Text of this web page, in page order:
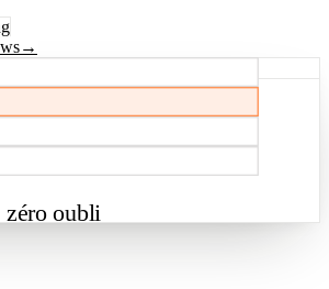
→
zéro oubli